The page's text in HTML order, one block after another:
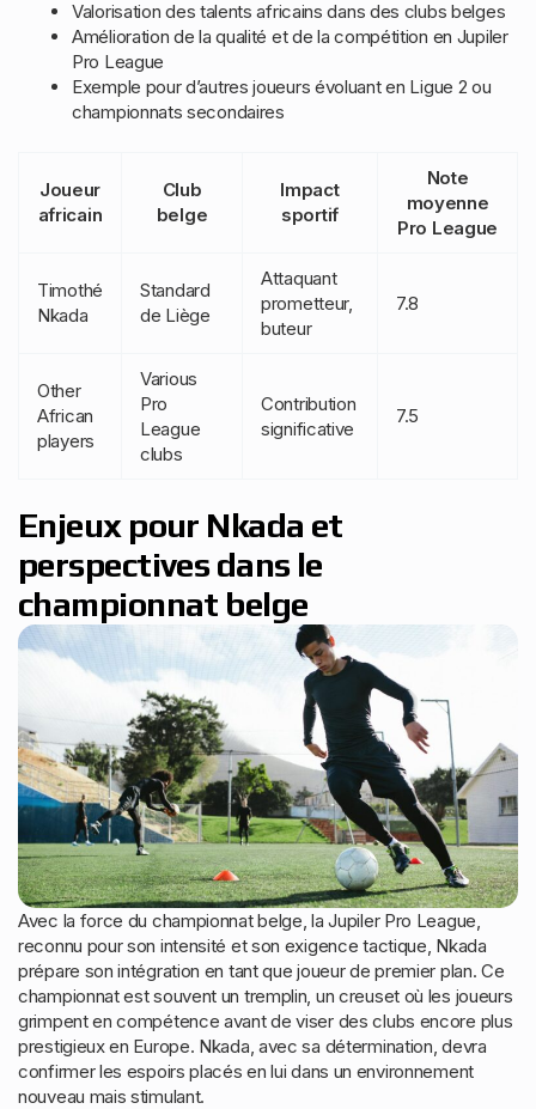
Valorisation des talents africains dans des clubs belges
Amélioration de la qualité et de la compétition en Jupiler
Pro League
Exemple pour d’autres joueurs évoluant en Ligue 2 ou
championnats secondaires
Joueur
africain
Club
belge
Impact
sportif
Note
moyenne
Pro League
Timothé
Nkada
Standard
de Liège
Attaquant
prometteur,
buteur
7.8
Other
African
players
Various
Pro
League
clubs
Contribution
significative
7.5
Enjeux pour Nkada et
perspectives dans le
championnat belge
Avec la force du championnat belge, la Jupiler Pro League,
reconnu pour son intensité et son exigence tactique, Nkada
prépare son intégration en tant que joueur de premier plan. Ce
championnat est souvent un tremplin, un creuset où les joueurs
grimpent en compétence avant de viser des clubs encore plus
prestigieux en Europe. Nkada, avec sa détermination, devra
confirmer les espoirs placés en lui dans un environnement
nouveau mais stimulant.